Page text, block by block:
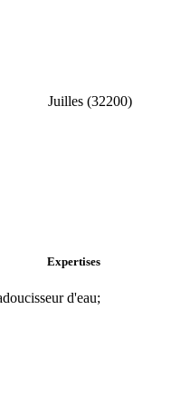
Juilles (32200)
Expertises
d'eau;